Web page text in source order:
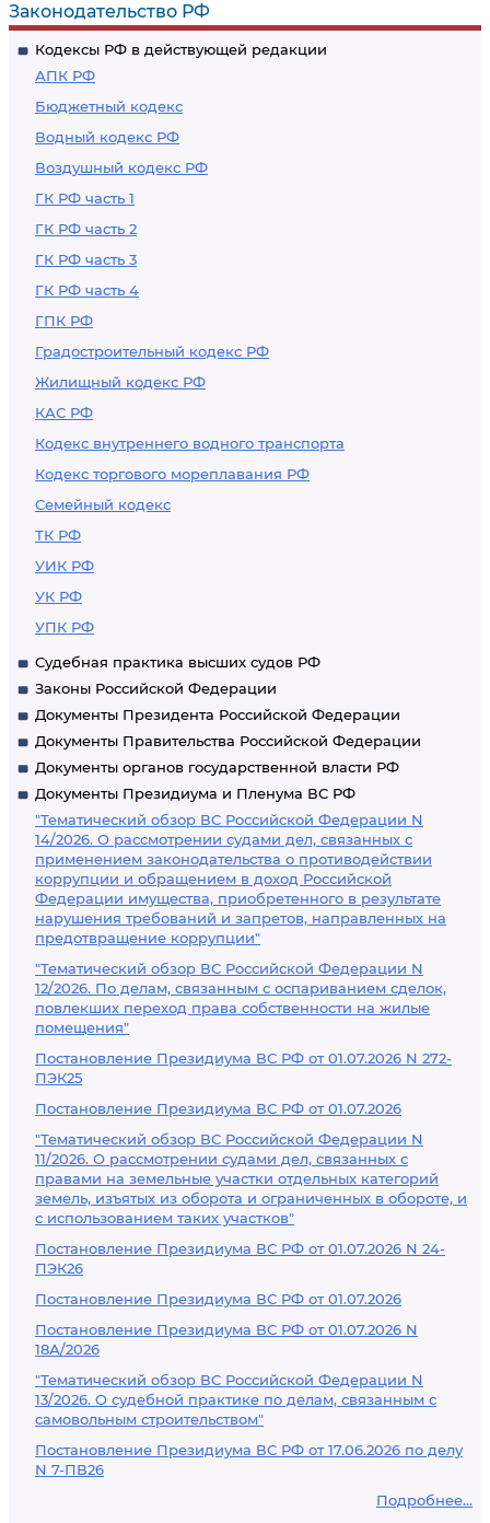
Законодательство РФ
Кодексы РФ в действующей редакции
АПК РФ
Бюджетный кодекс
Водный кодекс РФ
Воздушный кодекс РФ
ГК РФ часть 1
ГК РФ часть 2
ГК РФ часть 3
ГК РФ часть 4
ГПК РФ
Градостроительный кодекс РФ
Жилищный кодекс РФ
КАС РФ
Кодекс внутреннего водного транспорта
Кодекс торгового мореплавания РФ
Семейный кодекс
ТК РФ
УИК РФ
УК РФ
УПК РФ
Судебная практика высших судов РФ
Законы Российской Федерации
Документы Президента Российской Федерации
Документы Правительства Российской Федерации
Документы органов государственной власти РФ
Документы Президиума и Пленума ВС РФ
"Тематический обзор ВС Российской Федерации N
14/2026. О рассмотрении судами дел, связанных с
применением законодательства о противодействии
коррупции и обращением в доход Российской
Федерации имущества, приобретенного в результате
нарушения требований и запретов, направленных на
предотвращение коррупции"
"Тематический обзор ВС Российской Федерации N
12/2026. По делам, связанным с оспариванием сделок,
повлекших переход права собственности на жилые
помещения"
Постановление Президиума ВС РФ от 01.07.2026 N 272-
ПЭК25
Постановление Президиума ВС РФ от 01.07.2026
"Тематический обзор ВС Российской Федерации N
11/2026. О рассмотрении судами дел, связанных с
правами на земельные участки отдельных категорий
земель, изъятых из оборота и ограниченных в обороте, и
с использованием таких участков"
Постановление Президиума ВС РФ от 01.07.2026 N 24-
ПЭК26
Постановление Президиума ВС РФ от 01.07.2026
Постановление Президиума ВС РФ от 01.07.2026 N
18А/2026
"Тематический обзор ВС Российской Федерации N
13/2026. О судебной практике по делам, связанным с
самовольным строительством"
Постановление Президиума ВС РФ от 17.06.2026 по делу
N 7-ПВ26
Подробнее...